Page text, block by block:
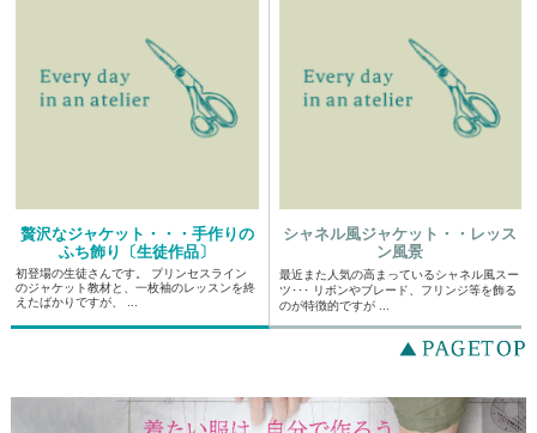
贅沢なジャケット・・・手作りの
ふち飾り〔生徒作品〕
初登場の生徒さんです。 プリンセスライン
のジャケット教材と、一枚袖のレッスンを終
えたばかりですが、 ...
シャネル風ジャケット・・レッス
ン風景
最近また人気の高まっているシャネル風スー
ツ･･･ リボンやブレード、フリンジ等を飾る
のが特徴的ですが ...